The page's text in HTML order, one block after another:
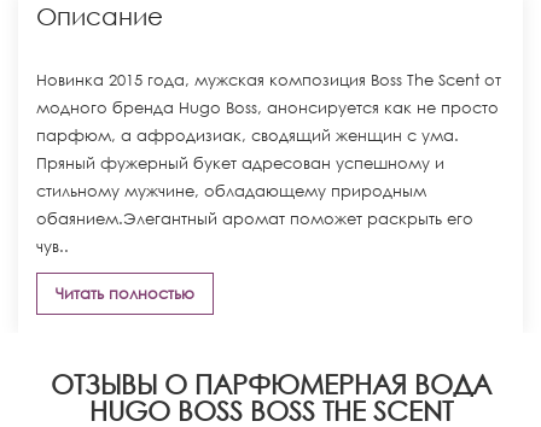
Описание
Новинка 2015 года, мужская композиция Boss The Scent от
модного бренда Hugo Boss, анонсируется как не просто
парфюм, а афродизиак, сводящий женщин с ума.
Пряный фужерный букет адресован успешному и
стильному мужчине, обладающему природным
обаянием.Элегантный аромат поможет раскрыть его
чув..
Читать полностью
ОТЗЫВЫ О ПАРФЮМЕРНАЯ ВОДА
HUGO BOSS BOSS THE SCENT